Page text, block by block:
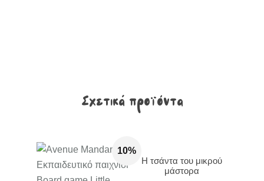
Σχετικά προϊόντα
10%
Η τσάντα του μικρού
μάστορα